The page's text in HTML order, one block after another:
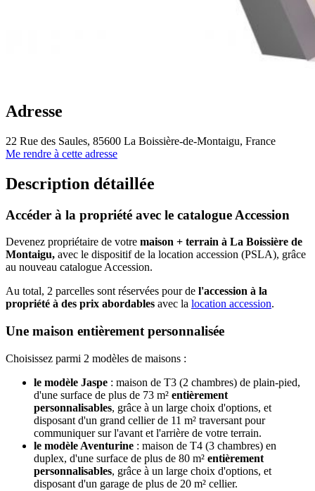
Adresse
22 Rue des Saules, 85600 La Boissière-de-Montaigu, France
Me rendre à cette adresse
Description détaillée
Accéder à la propriété avec le catalogue Accession
Devenez propriétaire de votre maison + terrain à La Boissière de
Montaigu, avec le dispositif de la location accession (PSLA), grâce
au nouveau catalogue Accession.
Au total, 2 parcelles sont réservées pour de l'accession à la
propriété à des prix abordables avec la location accession.
Une maison entièrement personnalisée
Choisissez parmi 2 modèles de maisons :
le modèle Jaspe : maison de T3 (2 chambres) de plain-pied,
d'une surface de plus de 73 m² entièrement
personnalisables, grâce à un large choix d'options, et
disposant d'un grand cellier de 11 m² traversant pour
communiquer sur l'avant et l'arrière de votre terrain.
le modèle Aventurine : maison de T4 (3 chambres) en
duplex, d'une surface de plus de 80 m² entièrement
personnalisables, grâce à un large choix d'options, et
disposant d'un garage de plus de 20 m² cellier.